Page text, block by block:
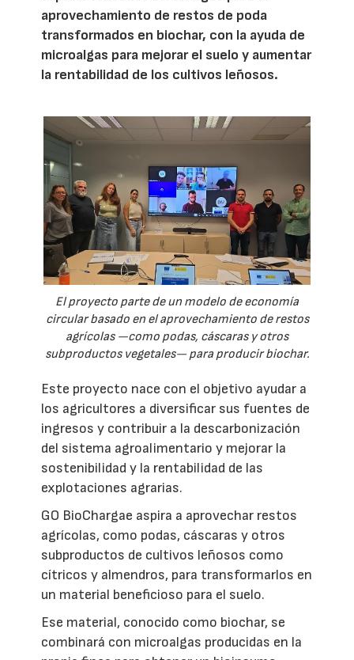
aprovechamiento de restos de poda
transformados en biochar, con la ayuda de
microalgas para mejorar el suelo y aumentar
la rentabilidad de los cultivos leñosos.
El proyecto parte de un modelo de economía
circular basado en el aprovechamiento de restos
agrícolas —como podas, cáscaras y otros
subproductos vegetales— para producir biochar.
Este proyecto nace con el objetivo ayudar a
los agricultores a diversificar sus fuentes de
ingresos y contribuir a la descarbonización
del sistema agroalimentario y mejorar la
sostenibilidad y la rentabilidad de las
explotaciones agrarias.
GO BioChargae aspira a aprovechar restos
agrícolas, como podas, cáscaras y otros
subproductos de cultivos leñosos como
cítricos y almendros, para transformarlos en
un material beneficioso para el suelo.
Ese material, conocido como biochar, se
combinará con microalgas producidas en la